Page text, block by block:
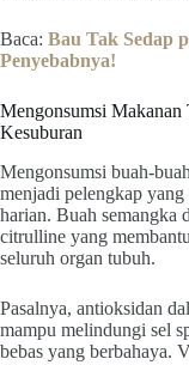
Baca: Bau Tak Sedap
Penyebabnya!
Mengonsumsi
Kesuburan
Mengonsumsi buah-
menjadi pelengkap
harian. Buah semangka
citrulline yang
seluruh organ tubuh.
Pasalnya, antioksidan
mampu melindungi sel
bebas yang berbahaya.